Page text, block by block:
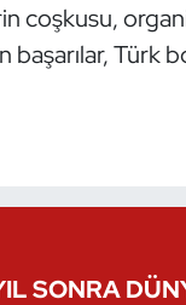
coşkusu,
Türk
SONRA